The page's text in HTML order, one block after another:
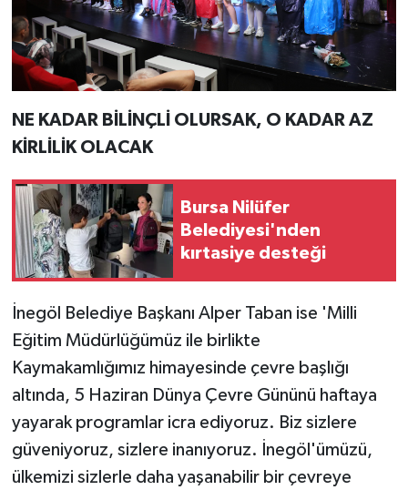
NE KADAR BİLİNÇLİ OLURSAK, O KADAR AZ
KİRLİLİK OLACAK
Bursa Nilüfer
Belediyesi'nden
kırtasiye desteği
İnegöl Belediye Başkanı Alper Taban ise 'Milli
Eğitim Müdürlüğümüz ile birlikte
Kaymakamlığımız himayesinde çevre başlığı
altında, 5 Haziran Dünya Çevre Gününü haftaya
yayarak programlar icra ediyoruz. Biz sizlere
güveniyoruz, sizlere inanıyoruz. İnegöl'ümüzü,
ülkemizi sizlerle daha yaşanabilir bir çevreye